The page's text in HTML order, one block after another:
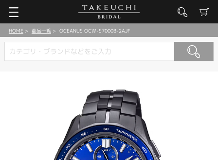
HOME 商品一覧 OCEANUS OCW-S7000B-2AJF